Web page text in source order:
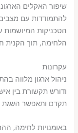
שיפור האקלים
להתמודדות עם
הטכניקות המיושמות
הלחימה, תוך הקנית
עקרונות
ניהול ארגון מלווה
ודורש תקשורת בין
תקדם ותאפשר השגת
באומנויות לחימה,